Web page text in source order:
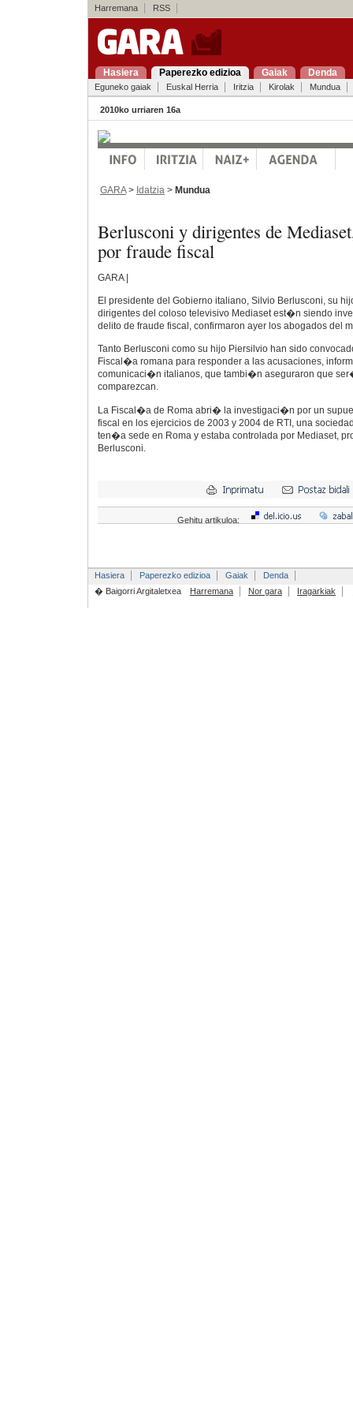
Harremana RSS
Hasiera Paperezko edizioa Gaiak Denda
Eguneko gaiak Euskal Herria Iritzia Kirolak Mundua
2010ko urriaren 16a
GARA> Idatzia > Mundua
Berlusconi y dirigentes de
por fraude fiscal
GARA |
El presidente del Gobierno italiano, Silvio Berlusconi, su
dirigentes del coloso televisivo Mediaset est�n siendo
delito de fraude fiscal, confirmaron ayer los abogados del
Tanto Berlusconi como su hijo Piersilvio han sido
Fiscal�a romana para responder a las acusaciones,
comunicaci�n italianos, que tambi�n aseguraron que
comparezcan.
La Fiscal�a de Roma abri� la investigaci�n por un
fiscal en los ejercicios de 2003 y 2004 de RTI, una
ten�a sede en Roma y estaba controlada por Mediaset,
Berlusconi.
Gehitu artikuloa:
Hasiera Paperezko edizioa Gaiak
Denda
� Baigorri Argitaletxea
Harremana Nor gara Iragarkiak